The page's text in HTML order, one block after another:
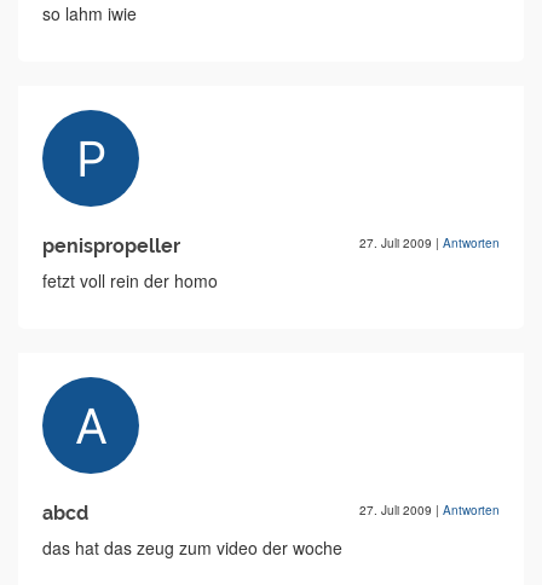
so lahm iwie
penispropeller 27. Juli 2009 | Antworten
fetzt voll rein der homo
abcd 27. Juli 2009 | Antworten
das hat das zeug zum video der woche